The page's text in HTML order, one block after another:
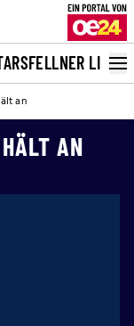
FELLNER LIVE
an
AN